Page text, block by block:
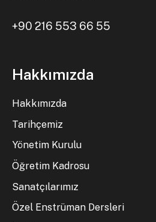
+90 216 553 66 55
Hakkımızda
Hakkımızda
Tarihçemiz
Yönetim Kurulu
Öğretim Kadrosu
Sanatçılarımız
Özel Enstrüman Dersleri